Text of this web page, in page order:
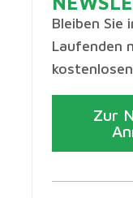
Bleiben Sie
Laufenden
Zur